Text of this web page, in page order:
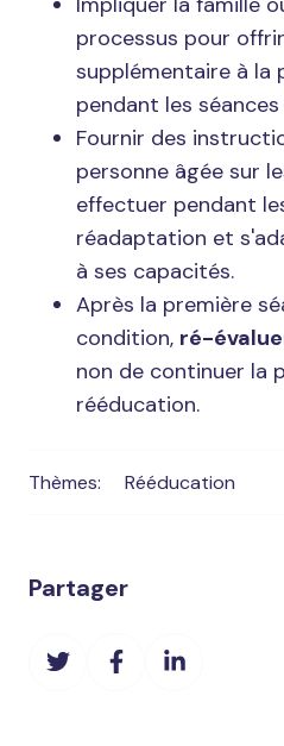
processus pour
supplémentaire à la
pendant les
Fournir des
personne âgée sur
effectuer pendant
réadaptation et
à ses capacités.
Après la première
condition, ré-
non de continuer la
rééducation.
Thèmes: Rééducation
Partager
PartagerPartager
sur
Partager